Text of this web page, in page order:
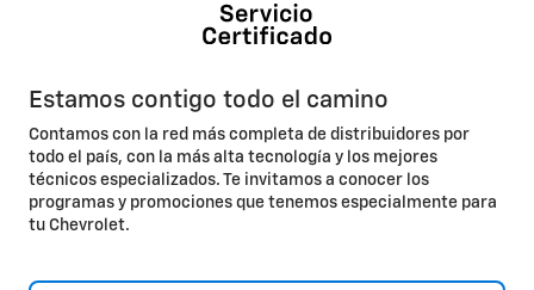
Estamos contigo todo el camino
Contamos con la red más completa de distribuidores por
todo el país, con la más alta tecnología y los mejores
técnicos especializados. Te invitamos a conocer los
programas y promociones que tenemos especialmente para
tu Chevrolet.